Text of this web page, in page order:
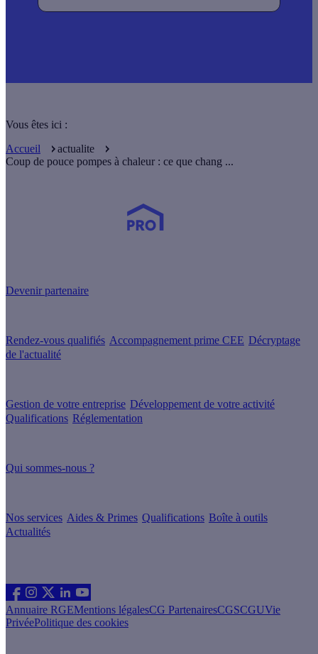
Vous êtes ici :
Accueil
actualite
Coup de pouce pompes à chaleur : ce que chang ...
Devenir partenaire
Rendez-vous qualifiés Accompagnement prime CEE Décryptage
de l'actualité
Gestion de votre entreprise Développement de votre activité
Qualifications Réglementation
Qui sommes-nous ?
Nos services Aides & Primes Qualifications Boîte à outils
Actualités
Annuaire RGEMentions légalesCG PartenairesCGSCGUVie
PrivéePolitique des cookies